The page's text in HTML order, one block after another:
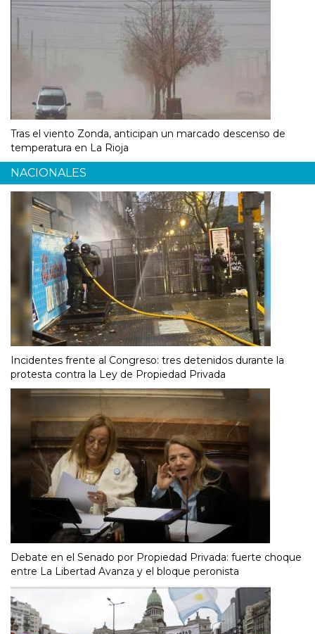
Tras el viento Zonda, anticipan un marcado descenso de
temperatura en La Rioja
NACIONALES
Incidentes frente al Congreso: tres detenidos durante la
protesta contra la Ley de Propiedad Privada
Debate en el Senado por Propiedad Privada: fuerte choque
entre La Libertad Avanza y el bloque peronista